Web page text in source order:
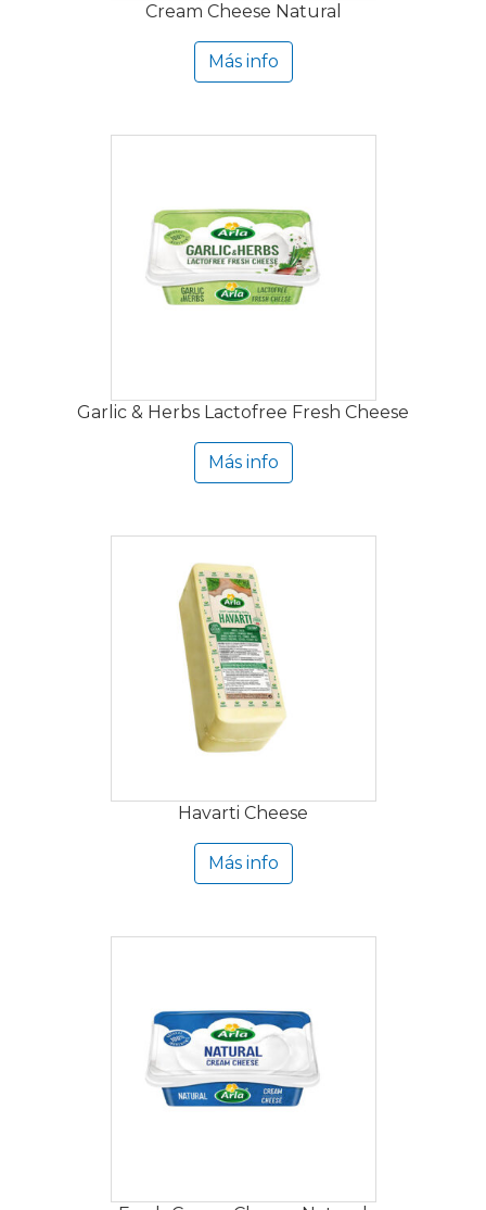
Cream Cheese Natural
Más info
Garlic & Herbs Lactofree Fresh Cheese
Más info
Havarti Cheese
Más info